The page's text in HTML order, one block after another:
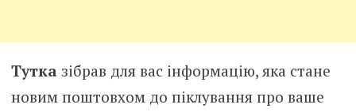
Тутка зібрав для вас інформацію, яка стане
новим поштовхом до піклування про ваше